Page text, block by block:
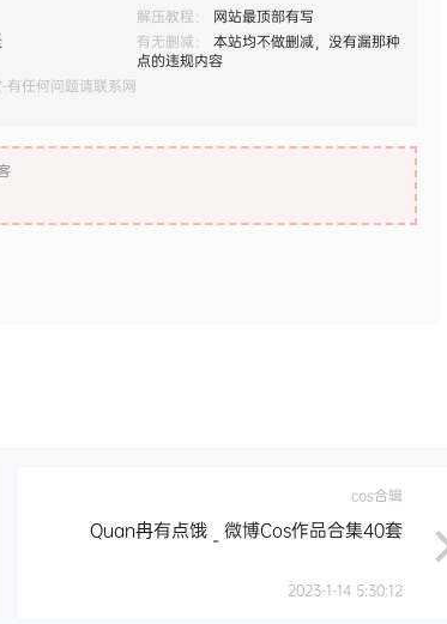
解压教程：
网站最顶部有写
有无删减：
本站均不做删减，没有漏那种
点的违规内容
有任何问题请联系网
cos合辑
Quan冉有点饿 _ 微博Cos作品合集40套
2023-1-14 5:30:12